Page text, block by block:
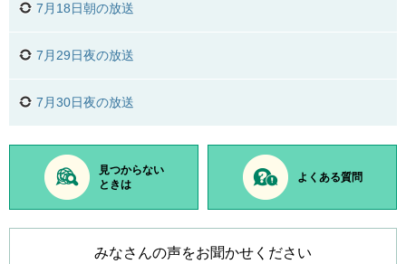
7月18日朝の放送
7月29日夜の放送
7月30日夜の放送
見つからない
ときは
よくある質問
みなさんの声をお聞かせください